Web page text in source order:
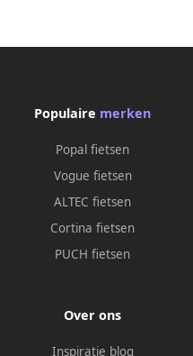
Populaire merken
Popal fietsen
Vogue fietsen
ALTEC fietsen
Cortina fietsen
PUCH fietsen
Over ons
Inspiratie blog